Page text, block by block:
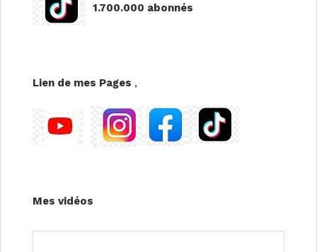
1.700.000 abonnés
Lien de mes Pages ,
Mes vidéos